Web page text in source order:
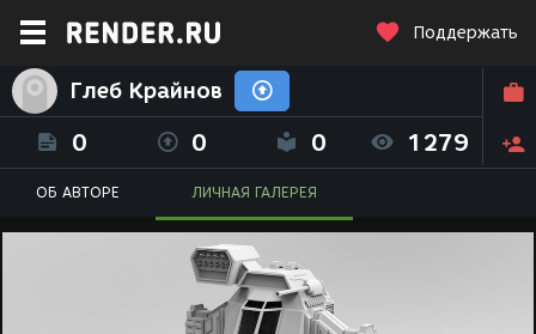
Поддержать
Глеб Крайнов
0 0 0 1279
ОБ АВТОРЕ ЛИЧНАЯ ГАЛЕРЕЯ